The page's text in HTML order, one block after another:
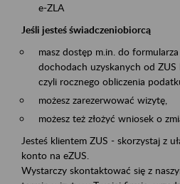
e-ZLA
Jeśli jesteś świadczeniobiorcą
masz dostęp m.in. do
dochodach uzyskanych od ZUS
czyli rocznego obliczenia
możesz zarezerwować wizytę,
możesz też złożyć wniosek o
Jesteś klientem ZUS - skorzystaj z
konto na eZUS.
Wystarczy skontaktować się z